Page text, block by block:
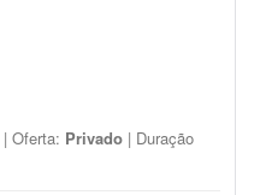
| Oferta: Privado | Duração